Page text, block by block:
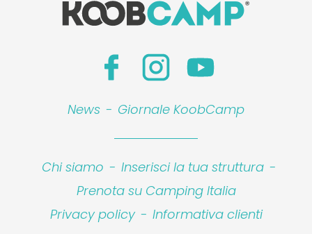
News - Giornale KoobCamp
Chi siamo - Inserisci la tua struttura -
Prenota su Camping Italia
Privacy policy - Informativa clienti